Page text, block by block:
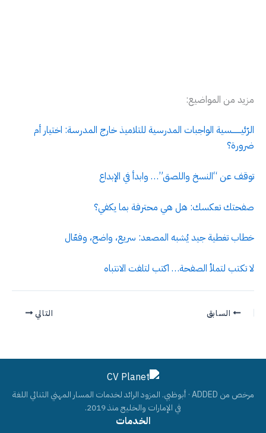
مزيد من المواضيع:
الرّئيــــــــسية الواجبات المدرسية للتلاميذ خارج المدرسة: اختيار أم
ضرورة؟
توقف عن “النسخ واللصق”… وابدأ في الإبداع
صفحتك تعكسك: هل هي محترفة بما يكفي؟
خطاب تغطية جيد يُشبه المصعد: سريع، واضح، وفعّال
لا تكتب لتملأ الصفحة… اكتب لتلفت الانتباه
السابق التالي
مرخص من ADDED · أبوظبي. المزود الرائد لخدمات المسار المهني الثنائي اللغة
في الإمارات والخليج منذ 2019.
الخدمات